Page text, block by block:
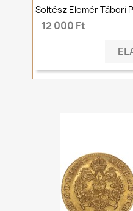
Soltész Elemér Tábori
12 000 Ft